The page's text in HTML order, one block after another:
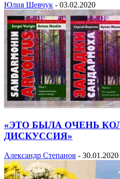
Юлия Шевчук - 03.02.2020
«ЭТО БЫЛА ОЧЕНЬ
ДИСКУССИЯ»
Александр Степанов - 30.01.2020